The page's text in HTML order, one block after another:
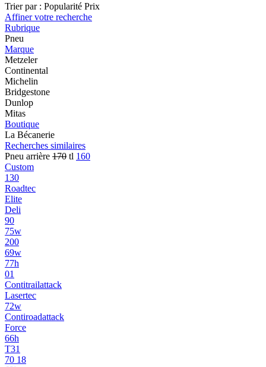
Trier par : Popularité Prix
Affiner votre recherche
Rubrique
Pneu
Marque
Metzeler
Continental
Michelin
Bridgestone
Dunlop
Mitas
Boutique
La Bécanerie
Recherches similaires
Pneu arrière 170 tl 160
Custom
130
Roadtec
Elite
Deli
90
75w
200
69w
77h
01
Contitrailattack
Lasertec
72w
Contiroadattack
Force
66h
T31
70 18